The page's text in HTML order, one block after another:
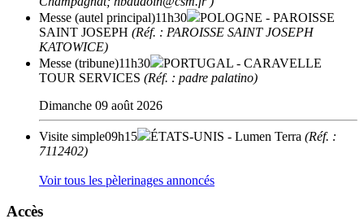
Messe (autel principal)11h30 POLOGNE - PAROISSE
SAINT JOSEPH (Réf. : PAROISSE SAINT JOSEPH
KATOWICE)
Messe (tribune)11h30 PORTUGAL - CARAVELLE
TOUR SERVICES (Réf. : padre palatino)
Dimanche 09 août 2026
Visite simple09h15 ÉTATS-UNIS - Lumen Terra (Réf. :
7112402)
Voir tous les pèlerinages annoncés
Accès